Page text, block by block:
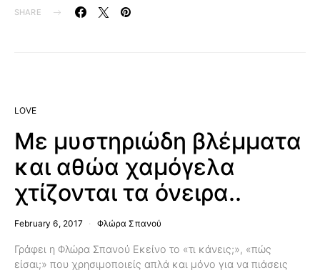
SHARE
LOVE
Με μυστηριώδη βλέμματα
και αθώα χαμόγελα
χτίζονται τα όνειρα..
February 6, 2017 Φλώρα Σπανού
Γράφει η Φλώρα Σπανού Εκείνο το «τι κάνεις;», «πώς
είσαι;» που χρησιμοποιείς απλά και μόνο για να πιάσεις